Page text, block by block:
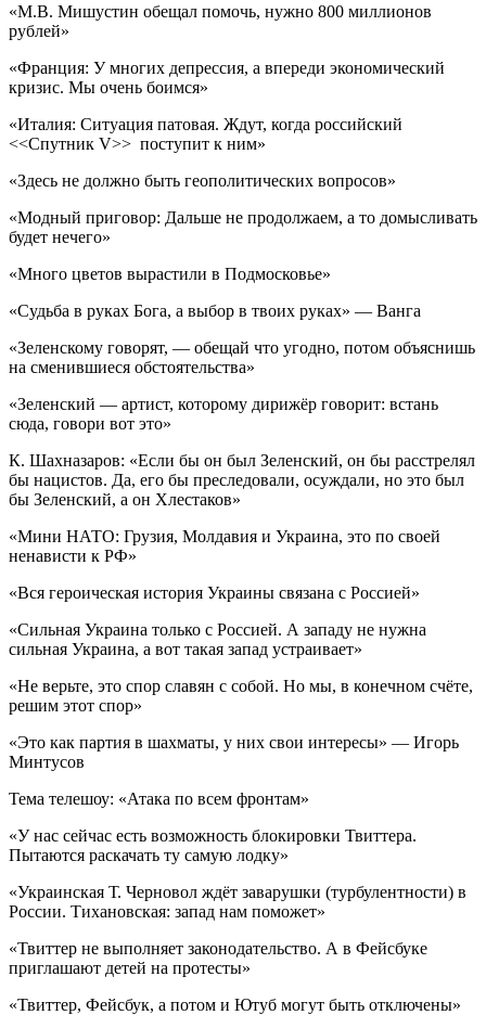
«М.В. Мишустин обещал помочь, нужно 800 миллионов
рублей»
«Франция: У многих депрессия, а впереди экономический
кризис. Мы очень боимся»
«Италия: Ситуация патовая. Ждут, когда российский
<<Спутник V>> поступит к ним»
«Здесь не должно быть геополитических вопросов»
«Модный приговор: Дальше не продолжаем, а то домысливать
будет нечего»
«Много цветов вырастили в Подмосковье»
«Судьба в руках Бога, а выбор в твоих руках» — Ванга
«Зеленскому говорят, — обещай что угодно, потом объяснишь
на сменившиеся обстоятельства»
«Зеленский — артист, которому дирижёр говорит: встань
сюда, говори вот это»
К. Шахназаров: «Если бы он был Зеленский, он бы расстрелял
бы нацистов. Да, его бы преследовали, осуждали, но это был
бы Зеленский, а он Хлестаков»
«Мини НАТО: Грузия, Молдавия и Украина, это по своей
ненависти к РФ»
«Вся героическая история Украины связана с Россией»
«Сильная Украина только с Россией. А западу не нужна
сильная Украина, а вот такая запад устраивает»
«Не верьте, это спор славян с собой. Но мы, в конечном счёте,
решим этот спор»
«Это как партия в шахматы, у них свои интересы» — Игорь
Минтусов
Тема телешоу: «Атака по всем фронтам»
«У нас сейчас есть возможность блокировки Твиттера.
Пытаются раскачать ту самую лодку»
«Украинская Т. Черновол ждёт заварушки (турбулентности) в
России. Тихановская: запад нам поможет»
«Твиттер не выполняет законодательство. А в Фейсбуке
приглашают детей на протесты»
«Твиттер, Фейсбук, а потом и Ютуб могут быть отключены»